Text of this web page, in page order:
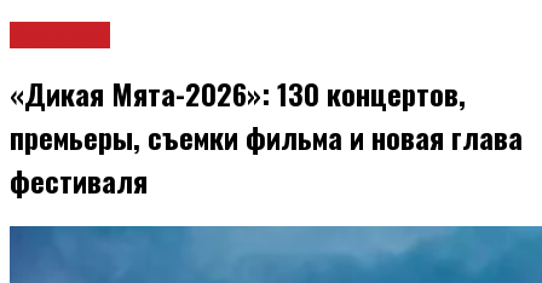
«Дикая Мята-2026»: 130 концертов,
премьеры, съемки фильма и новая глава
фестиваля